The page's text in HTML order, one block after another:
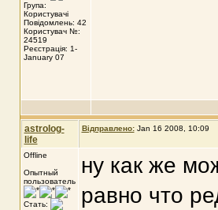
Група:
Користувачі
Повідомлень: 42
Користувач №:
24519
Реєстрація: 1-
January 07
astrolog-
life
Відправлено: Jan 16 2008, 10:09
Offline
Опытный
пользователь
Стать:
ну как же
равно что